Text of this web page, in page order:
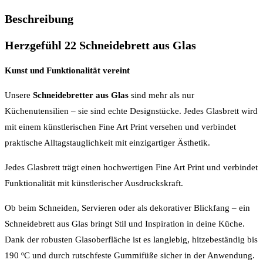
Beschreibung
Herzgefühl 22 Schneidebrett aus Glas
Kunst und Funktionalität vereint
Unsere Schneidebretter aus Glas sind mehr als nur
Küchenutensilien – sie sind echte Designstücke. Jedes Glasbrett wird
mit einem künstlerischen Fine Art Print versehen und verbindet
praktische Alltagstauglichkeit mit einzigartiger Ästhetik.
Jedes Glasbrett trägt einen hochwertigen Fine Art Print und verbindet
Funktionalität mit künstlerischer Ausdruckskraft.
Ob beim Schneiden, Servieren oder als dekorativer Blickfang – ein
Schneidebrett aus Glas bringt Stil und Inspiration in deine Küche.
Dank der robusten Glasoberfläche ist es langlebig, hitzebeständig bis
190 ºC und durch rutschfeste Gummifüße sicher in der Anwendung.